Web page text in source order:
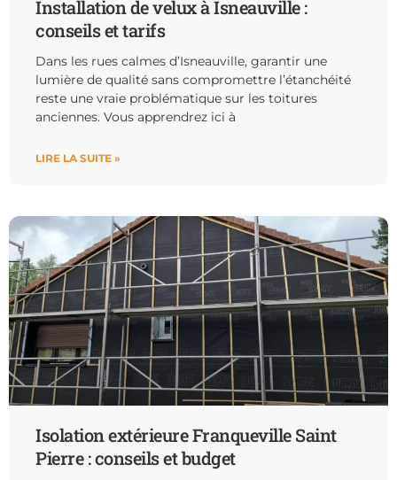
Installation de velux à Isneauville :
conseils et tarifs
Dans les rues calmes d’Isneauville, garantir une
lumière de qualité sans compromettre l’étanchéité
reste une vraie problématique sur les toitures
anciennes. Vous apprendrez ici à
LIRE LA SUITE »
Isolation extérieure Franqueville Saint
Pierre : conseils et budget